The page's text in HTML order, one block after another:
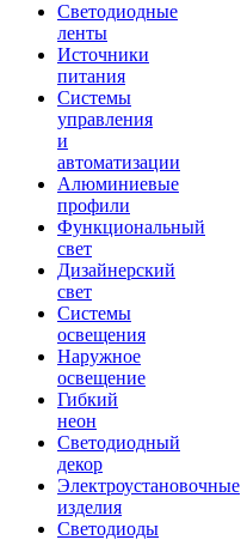
Светодиодные
ленты
Источники
питания
Системы
управления
и
автоматизации
Алюминиевые
профили
Функциональный
свет
Дизайнерский
свет
Системы
освещения
Наружное
освещение
Гибкий
неон
Светодиодный
декор
Электроустановочные
изделия
Светодиоды